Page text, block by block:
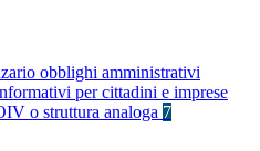
obblighi amministrativi
per cittadini e imprese
o struttura analoga 7